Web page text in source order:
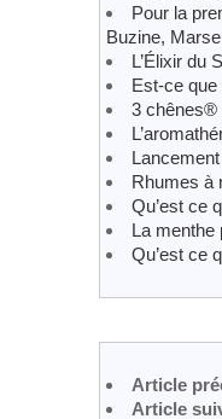
Pour la
Buzine,
L’Élixir du
Est-ce
3 chênes®
Rhumes à
Qu’est ce
La menthe
Qu’est ce
Article
Article